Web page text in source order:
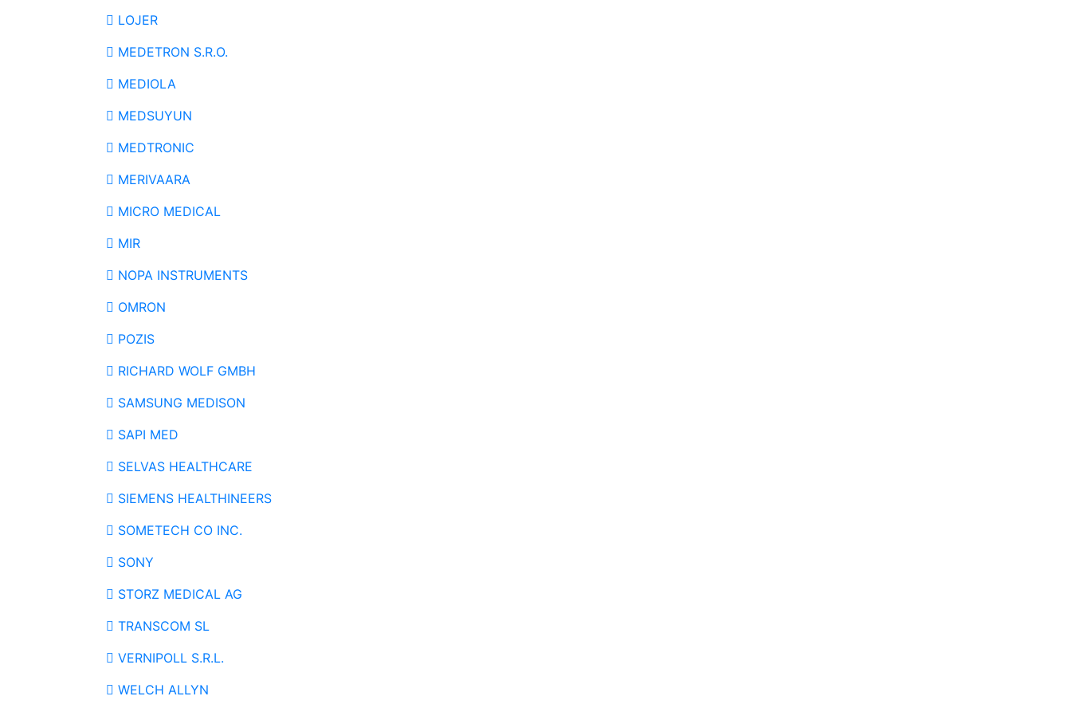
LOJER
MEDETRON S.R.O.
MEDIOLA
MEDSUYUN
MEDTRONIC
MERIVAARA
MICRO MEDICAL
MIR
NOPA INSTRUMENTS
OMRON
POZIS
RICHARD WOLF GMBH
SAMSUNG MEDISON
SAPI MED
SELVAS HEALTHCARE
SIEMENS HEALTHINEERS
SOMETECH CO INC.
SONY
STORZ MEDICAL AG
TRANSCOM SL
VERNIPOLL S.R.L.
WELCH ALLYN